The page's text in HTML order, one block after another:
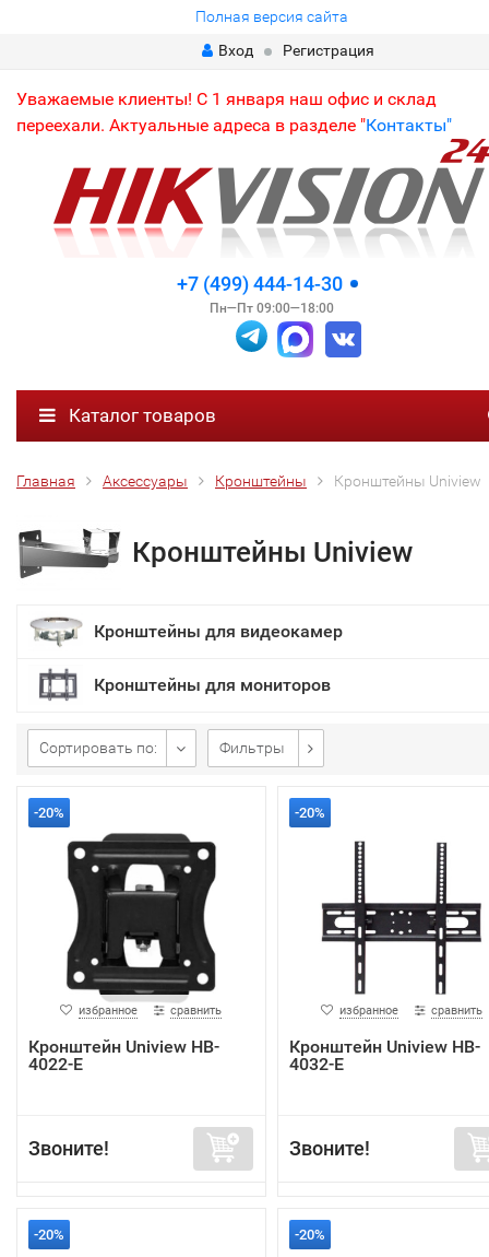
Полная версия сайта
Вход
Регистрация
Уважаемые клиенты! С 1 января наш офис и склад
переехали. Актуальные адреса в разделе "Контакты"
+7 (499) 444-14-30
Пн—Пт 09:00—18:00
Каталог товаров
Главная Аксессуары Кронштейны Кронштейны Uniview
Кронштейны Uniview
Кронштейны для видеокамер
Кронштейны для мониторов
Сортировать по: Фильтры
-20%
избранное сравнить
Кронштейн Uniview HB-
4022-E
Звоните!
-20%
избранное сравнить
Кронштейн Uniview HB-
4032-E
Звоните!
-20% -20%